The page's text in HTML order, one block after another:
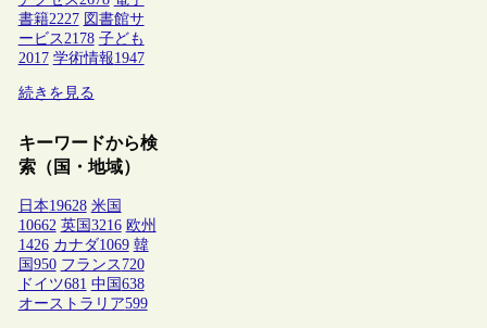
書籍2227 図書館サ
ービス2178 子ども
2017 学術情報1947
続きを見る
キーワードから検
索（国・地域）
日本19628 米国
10662 英国 3216 欧州
1426 カナダ1069 韓
国 950 フランス 720
ドイツ681 中国 638
オーストラリア599